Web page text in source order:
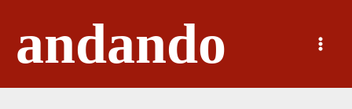
springenandando
Main
Menu